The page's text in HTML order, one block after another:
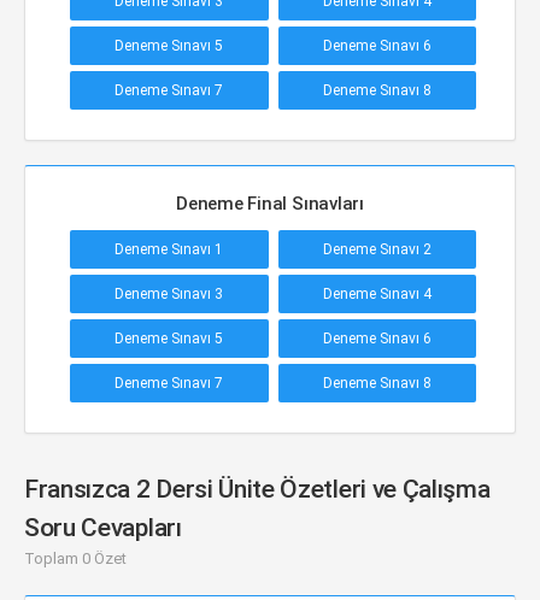
Deneme Sınavı 5 Deneme Sınavı 6
Deneme Sınavı 7 Deneme Sınavı 8
Deneme Final Sınavları
Deneme Sınavı 1 Deneme Sınavı 2
Deneme Sınavı 3 Deneme Sınavı 4
Deneme Sınavı 5 Deneme Sınavı 6
Deneme Sınavı 7 Deneme Sınavı 8
Fransızca 2 Dersi Ünite Özetleri ve Çalışma
Soru Cevapları
Toplam 0 Özet